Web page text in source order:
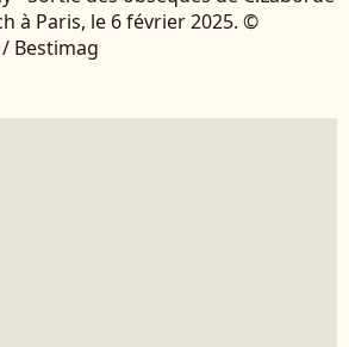
à Paris, le 6 février 2025. ©
Bestimag